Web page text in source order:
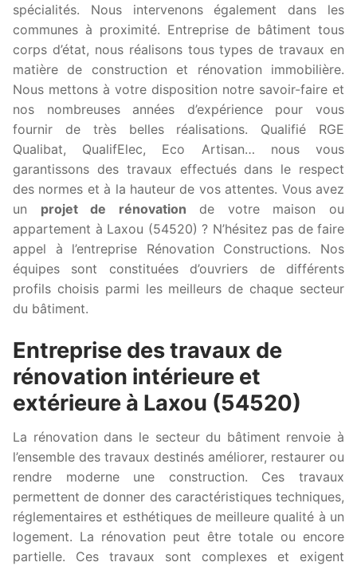
spécialités. Nous intervenons également dans les
communes à proximité. Entreprise de bâtiment tous
corps d’état, nous réalisons tous types de travaux en
matière de construction et rénovation immobilière.
Nous mettons à votre disposition notre savoir-faire et
nos nombreuses années d’expérience pour vous
fournir de très belles réalisations. Qualifié RGE
Qualibat, QualifElec, Eco Artisan… nous vous
garantissons des travaux effectués dans le respect
des normes et à la hauteur de vos attentes. Vous avez
un projet de rénovation de votre maison ou
appartement à Laxou (54520) ? N’hésitez pas de faire
appel à l’entreprise Rénovation Constructions. Nos
équipes sont constituées d’ouvriers de différents
profils choisis parmi les meilleurs de chaque secteur
du bâtiment.
Entreprise des travaux de
rénovation intérieure et
extérieure à Laxou (54520)
La rénovation dans le secteur du bâtiment renvoie à
l’ensemble des travaux destinés améliorer, restaurer ou
rendre moderne une construction. Ces travaux
permettent de donner des caractéristiques techniques,
réglementaires et esthétiques de meilleure qualité à un
logement. La rénovation peut être totale ou encore
partielle. Ces travaux sont complexes et exigent